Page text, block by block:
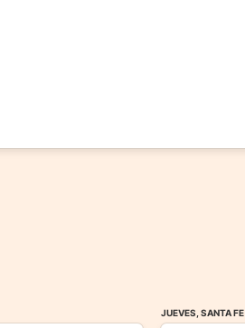
JUEVES, SANTA FE